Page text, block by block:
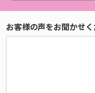
お客様の声をお聞かせく